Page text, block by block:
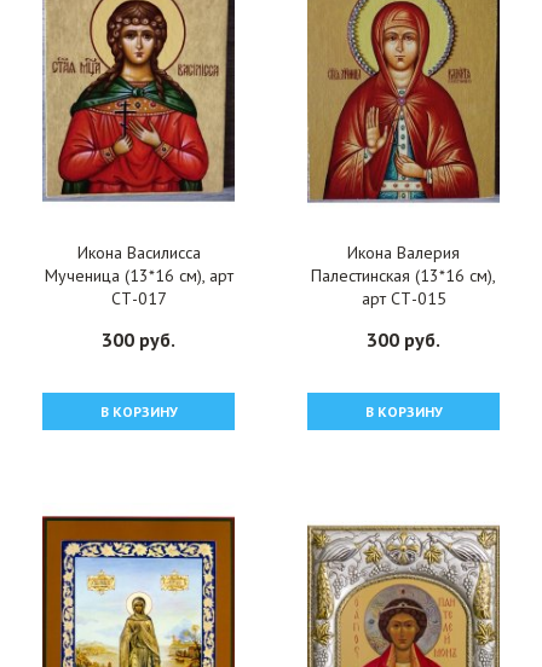
Икона Василисса
Мученица (13*16 см), арт
СТ-017
300 руб.
В КОРЗИНУ
Икона Валерия
Палестинская (13*16 см),
арт СТ-015
300 руб.
В КОРЗИНУ